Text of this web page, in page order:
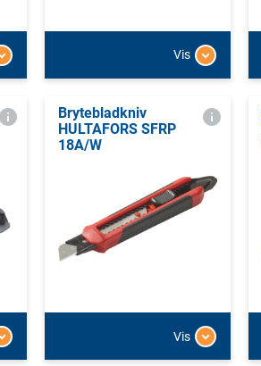
Vis
Brytebladkniv
HULTAFORS SFRP
18A/W
Vis